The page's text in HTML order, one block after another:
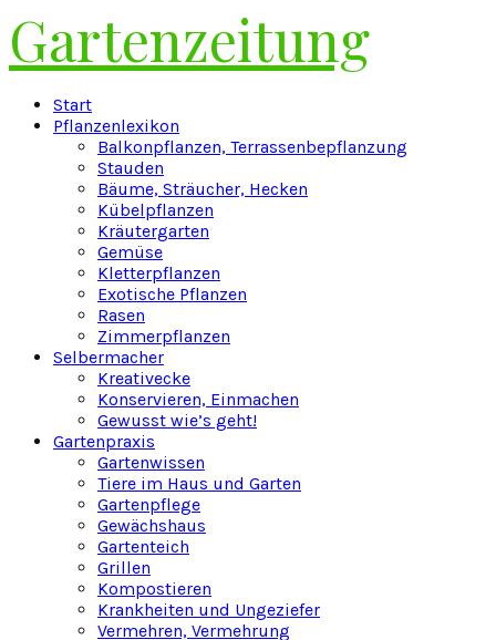
Gartenzeitung
Start
Pflanzenlexikon
Balkonpflanzen, Terrassenbepflanzung
Stauden
Bäume, Sträucher, Hecken
Kübelpflanzen
Kräutergarten
Gemüse
Kletterpflanzen
Exotische Pflanzen
Rasen
Zimmerpflanzen
Selbermacher
Kreativecke
Konservieren, Einmachen
Gewusst wie’s geht!
Gartenpraxis
Gartenwissen
Tiere im Haus und Garten
Gartenpflege
Gewächshaus
Gartenteich
Grillen
Kompostieren
Krankheiten und Ungeziefer
Vermehren, Vermehrung